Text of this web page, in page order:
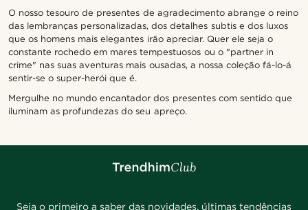
O nosso tesouro de presentes de agradecimento abrange o reino
das lembranças personalizadas, dos detalhes subtis e dos luxos
que os homens mais elegantes irão apreciar. Quer ele seja o
constante rochedo em mares tempestuosos ou o "partner in
crime" nas suas aventuras mais ousadas, a nossa coleção fá-lo-á
sentir-se o super-herói que é.
Mergulhe no mundo encantador dos presentes com sentido que
iluminam as profundezas do seu apreço.
Seja o primeiro a saber das novidades, últimas tendências